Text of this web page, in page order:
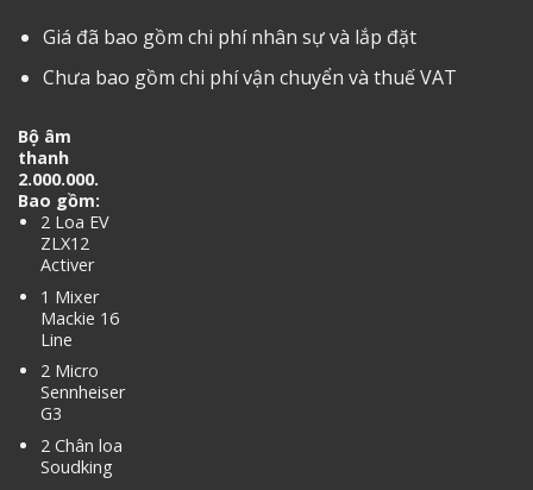
Giá đã bao gồm chi phí nhân sự và lắp đặt
Chưa bao gồm chi phí vận chuyển và thuế VAT
Bộ âm
thanh
2.000.000.
Bao gồm:
2 Loa EV
ZLX12
Activer
1 Mixer
Mackie 16
Line
2 Micro
Sennheiser
G3
2 Chân loa
Soudking